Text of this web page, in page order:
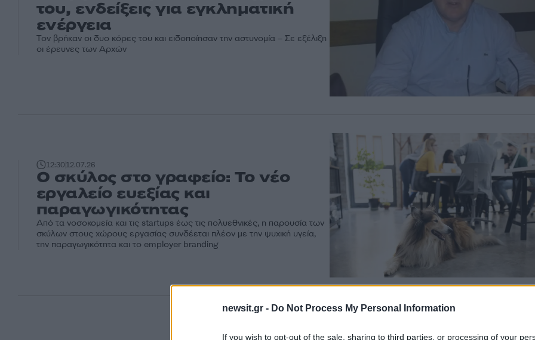
newsit.gr - Do Not Process My Personal Information
If you wish to opt-out of the sale, sharing to third parties, or processing of your
του, ενδείξεις για εγκληματική
ενέργεια
Τον βρήκαν οι δυο κόρες του και ειδοποίησαν την αστυνομία – Σε εξέλιξη
οι έρευνες των Αρχών
12:3012.07.26
Ο σκύλος στο γραφείο: Το νέο
εργαλείο ευεξίας και
παραγωγικότητας
Από τα νοσοκομεία και τις startups έως τις πολυεθνικές, η παρουσία των
σκύλων στους χώρους εργασίας συνδέεται πλέον με την ψυχική υγεία,
την παραγωγικότητα και το employer branding